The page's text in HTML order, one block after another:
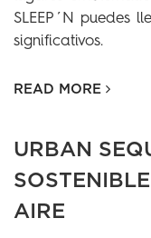
SLEEP´N puedes
significativos.
READ MORE
URBAN
AIRE